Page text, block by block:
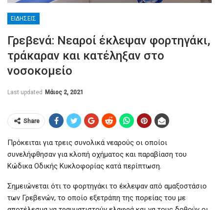
ΕΙΔΉΣΕΙΣ
Γρεβενά: Νεαροί έκλεψαν φορτηγάκι,
τράκαραν και κατέληξαν στο
νοσοκομείο
Last updated Μάιος 2, 2021
Share
Πρόκειται για τρεις συνολικά νεαρούς οι οποίοι
συνελήφθησαν για κλοπή οχήματος και παραβίαση του
Κώδικα Οδικής Κυκλοφορίας κατά περίπτωση.
Σημειώνεται ότι το φορτηγάκι το έκλεψαν από αμαξοστάσιο
των Γρεβενών, το οποίο εξετράπη της πορείας του με